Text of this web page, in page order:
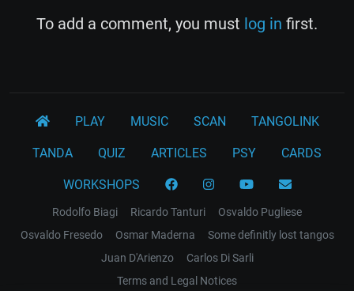
To add a comment, you must log in first.
PLAY MUSIC SCAN TANGOLINK
TANDA QUIZ ARTICLES PSY CARDS
WORKSHOPS
Rodolfo Biagi Ricardo Tanturi
Osvaldo Pugliese
Osvaldo Fresedo
Osmar Maderna
Some definitly lost tangos
Juan D'Arienzo
Carlos Di Sarli
Terms and Legal Notices